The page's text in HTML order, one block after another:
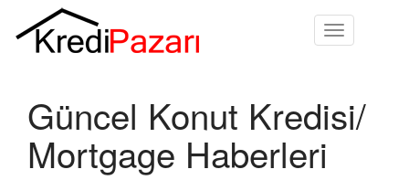
Toggle
Güncel Konut Kredisi/
Mortgage Haberleri